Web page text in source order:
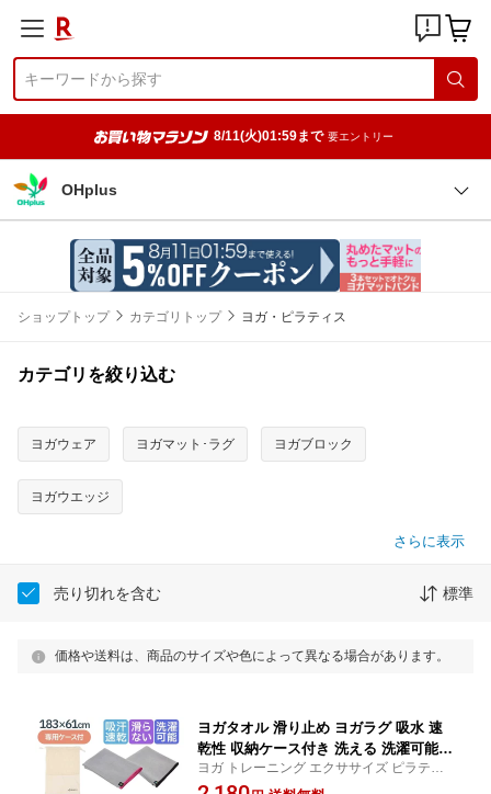
8/11(火)01:59まで 要エントリー
OHplus
ショップトップ カテゴリトップ ヨガ・ピラティス
カテゴリを絞り込む
ヨガウェア ヨガマット･ラグ ヨガブロック
ヨガウエッジ
さらに表示
売り切れを含む 標準
価格や送料は、商品のサイズや色によって異なる場合があります。
ヨガタオル 滑り止め ヨガラグ 吸水 速
乾性 収納ケース付き 洗える 洗濯可能
軽い 薄い ヨガグッズ ホットヨガ タオ
ル ラグ ヨガマットタオル ホットヨガマ
ヨガ トレーニング エクササイズ ピラティ
ス ホットヨガ フィットネス